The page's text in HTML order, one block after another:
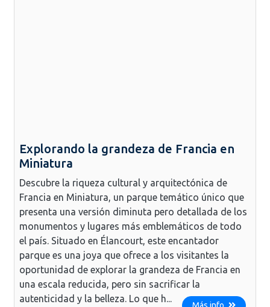
Explorando la grandeza de Francia en
Miniatura
Descubre la riqueza cultural y arquitectónica de
Francia en Miniatura, un parque temático único que
presenta una versión diminuta pero detallada de los
monumentos y lugares más emblemáticos de todo
el país. Situado en Élancourt, este encantador
parque es una joya que ofrece a los visitantes la
oportunidad de explorar la grandeza de Francia en
una escala reducida, pero sin sacrificar la
autenticidad y la belleza. Lo que h...